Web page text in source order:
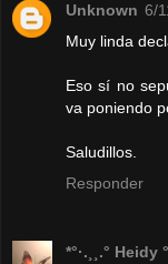
Unknown 6/
Muy linda
Eso sí no
va poniendo
Saludillos.
Responder
*°·.¸¸.° Heidy